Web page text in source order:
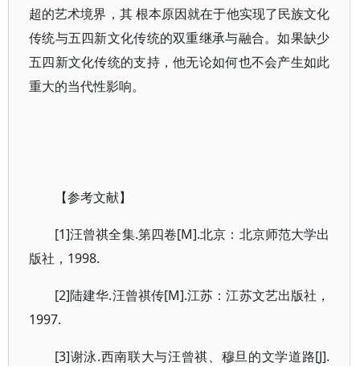
超的艺术境界，其 根本原因就在于他实现了民族文化
传统与五四新文化传统的双重继承与融合。如果缺少
五四新文化传统的支持，他无论如何也不会产生如此
重大的当代性影响。
【参考文献】
[1]汪曾祺全集.第四卷[M].北京：北京师范大学出
版社，1998.
[2]陆建华.汪曾祺传[M].江苏：江苏文艺出版社，
1997.
[3]谢泳.西南联大与汪曾祺、穆旦的文学道路[J].